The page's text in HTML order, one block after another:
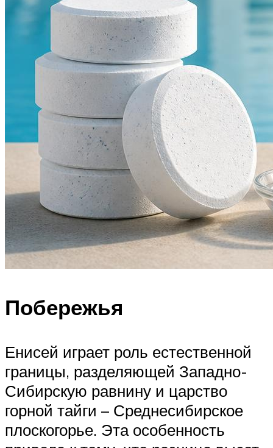
Побережья
Енисей играет роль естественной
границы, разделяющей Западно-
Сибирскую равнину и царство
горной тайги – Среднесибирское
плоскогорье. Эта особенность